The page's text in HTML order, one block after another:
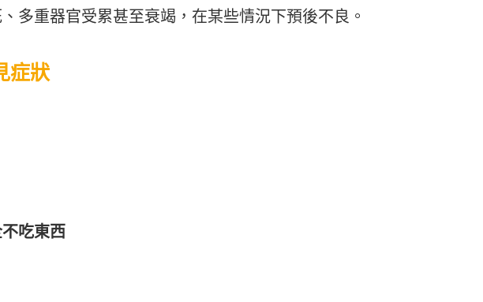
多重器官受累甚至衰竭，在某些情況下預後不良。
症狀
吃東西